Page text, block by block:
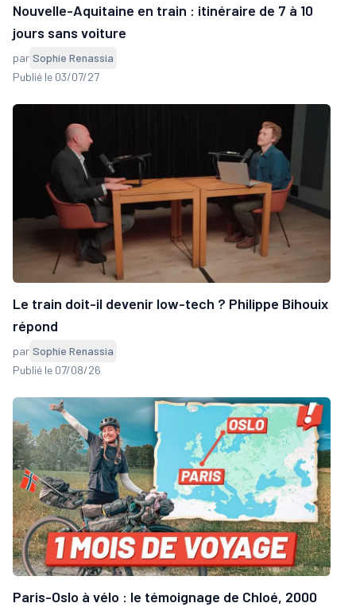
Nouvelle-Aquitaine en train : itinéraire de 7 à 10
jours sans voiture
par Sophie Renassia
Publié le 03/07/27
Le train doit-il devenir low-tech ? Philippe Bihouix
répond
par Sophie Renassia
Publié le 07/08/26
Paris-Oslo à vélo : le témoignage de Chloé, 2000